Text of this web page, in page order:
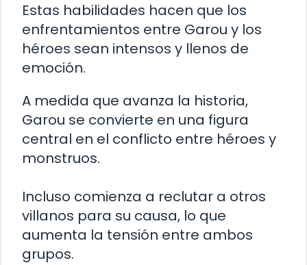
Estas habilidades hacen que los
enfrentamientos entre Garou y los
héroes sean intensos y llenos de
emoción.
A medida que avanza la historia,
Garou se convierte en una figura
central en el conflicto entre héroes y
monstruos.
Incluso comienza a reclutar a otros
villanos para su causa, lo que
aumenta la tensión entre ambos
grupos.